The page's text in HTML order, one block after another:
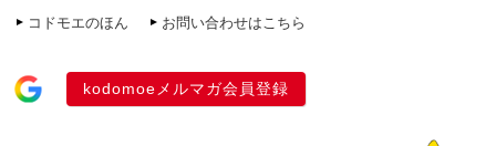
コドモエのほん お問い合わせはこちら
kodomoeメルマガ会員登録